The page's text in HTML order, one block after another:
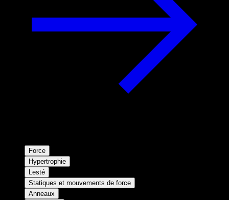
Force
Hypertrophie
Lesté
Statiques et mouvements de force
Anneaux